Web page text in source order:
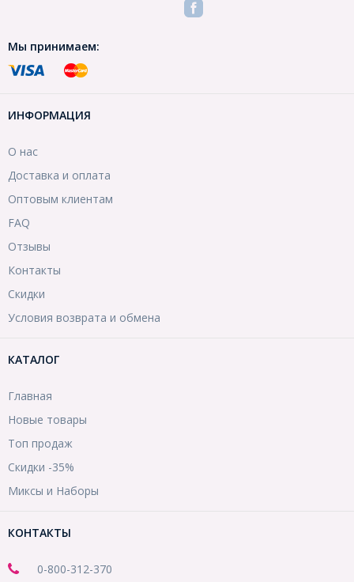
Мы принимаем:
ИНФОРМАЦИЯ
О нас
Доставка и оплата
Оптовым клиентам
FAQ
Отзывы
Контакты
Скидки
Условия возврата и обмена
КАТАЛОГ
Главная
Новые товары
Топ продаж
Скидки -35%
Миксы и Наборы
КОНТАКТЫ
0-800-312-370